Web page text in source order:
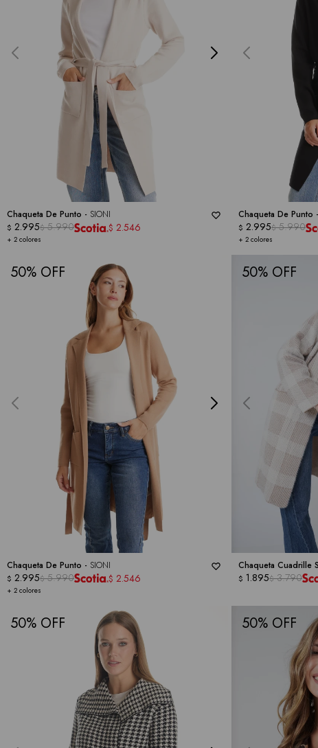
Chaqueta De Punto - SIONI
+ 2 colores
$ 2.995$ 5.990 $ 2.546
Chaqueta De Punto -
+ 2 colores
$ 2.995$ 5.990
50
Chaqueta De Punto - SIONI
+ 2 colores
$ 2.995$ 5.990 $ 2.546
50
Chaqueta Cuadrille
$ 1.895$ 3.790
50 50